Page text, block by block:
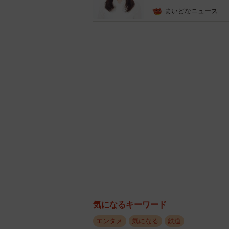
遣う声が上がるように。
まいどなニュース
気になるキーワード
エンタメ 気になる 鉄道